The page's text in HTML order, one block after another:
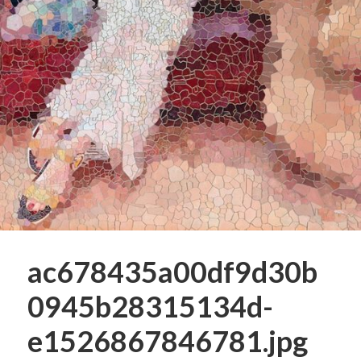
ac678435a00df9d30b
0945b28315134d-
e1526867846781.jpg